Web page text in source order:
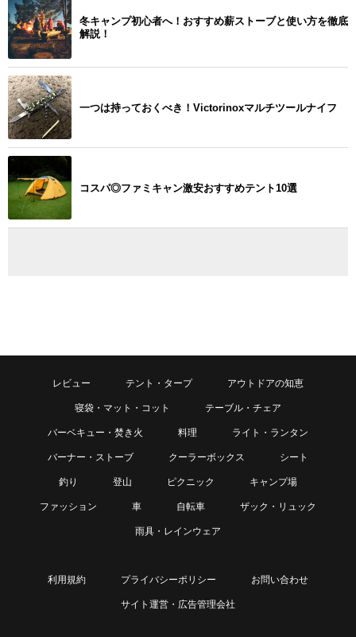
冬キャンプ初心者へ！おすすめ薪ストーブと使い方を徹底
解説！
一つは持っておくべき！Victorinoxマルチツールナイフ
コスパ◎ファミキャン激安おすすめテント10選
レビュー テント・タープ アウトドアの知恵
寝袋・マット・コット テーブル・チェア
バーベキュー・焚き火 料理 ライト・ランタン
バーナー・ストーブ クーラーボックス シート
釣り 登山 ピクニック キャンプ場
ファッション 車 自転車 ザック・リュック
雨具・レインウェア
利用規約 プライバシーポリシー お問い合わせ
サイト運営・広告管理会社